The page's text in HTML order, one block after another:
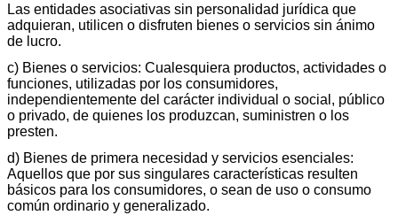
Las entidades asociativas sin personalidad jurídica que
adquieran, utilicen o disfruten bienes o servicios sin ánimo
de lucro.
c) Bienes o servicios: Cualesquiera productos, actividades o
funciones, utilizadas por los consumidores,
independientemente del carácter individual o social, público
o privado, de quienes los produzcan, suministren o los
presten.
d) Bienes de primera necesidad y servicios esenciales:
Aquellos que por sus singulares características resulten
básicos para los consumidores, o sean de uso o consumo
común ordinario y generalizado.